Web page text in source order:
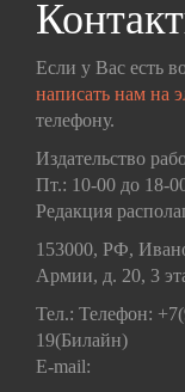
Если у Вас есть
написать нам на
телефону.
Издательство
Пт.: 10-00 до 18-
Редакция
153000, РФ,
Армии, д. 20, 3
Тел.: Телефон:
19(Билайн)
E-mail: